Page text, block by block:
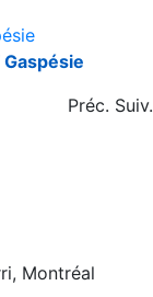
Préc. Suiv.
Montréal